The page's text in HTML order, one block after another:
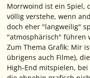
Morrwoind ist ein Spiel,
völlig verstehe, wenn
doch eher "langweilig"
"atmosphärisch" führen
Zum Thema Grafik: Mir
übrigens auch Filme),
High-End mitspielen,